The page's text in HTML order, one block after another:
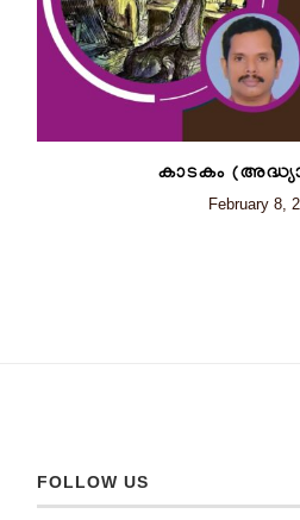
കാടകം
February 8,
FOLLOW US